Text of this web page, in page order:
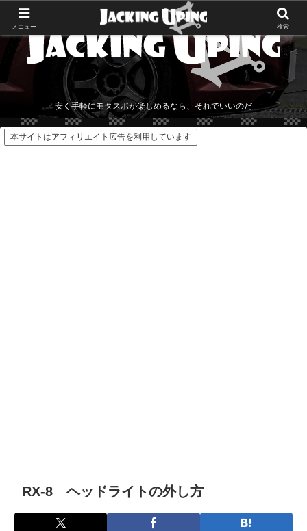
安く手軽にモタスポが楽しめるなら、それでいいのだ
本サイトはアフィリエイト広告を利用しています
RX-8 ヘッドライトの外し方
メニュー 検索